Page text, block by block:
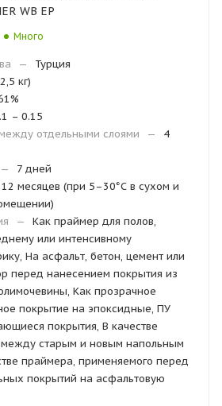
WB EP
Много
—
Турция
кг)
– 0.15
отдельными слоями
—
4
—
7 дней
12 месяцев (при 5–30°С в сухом и
—
Как праймер для полов,
или интенсивному
На асфальт, бетон, цемент или
перед нанесением покрытия из
Как прозрачное
покрытие на эпоксидные, ПУ
покрытия, В качестве
между старым и новым напольным
праймера, применяемого перед
покрытий на асфальтовую